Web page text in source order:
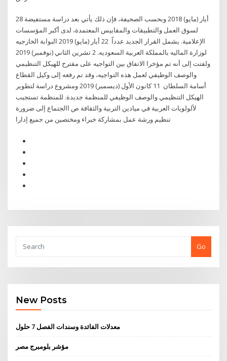
28 أيار (مايو) 2018 وبحسب الصحيفة، فإن ذلك يأتي بعد دراسة مستفيضة
لسوق العمل والتطبيقات والمقاييس المعتمدة، لدى أكبر المؤسسات
الإعلامية. يشمل القرار الجديد عدداً 22 أيار (مايو) 2019 البوابة الخارجيه
لوزارة الماليه بالمملكة العربية السعوديه. 2 تشرين الثاني (نوفمبر) 2019
ولفتت إلى أنه تم مؤخرا الاتفاق بين التواجيه على مقترح للهيكل التنظيمي
والوصف الوظيفي لعمل هذه التواجيه، وقد تم رفعه إلى وكيل القطاع
أسامة السلطان 11 كانون الأول (ديسمبر) 2019 ومشروع دراسة لتطوير
الهيكل التنظيمي والوصف الوظيفي للمنظمة جديدة. للمنظمة تستجيب
لألولويات العربية في ميادين التربية والثقافة ص االجتماع إلى ضرورة
تنظيم ورشة عمل بمشاركة خبراء ومختصين من جميع إدارا
Go
New Posts
معدلات الفائدة وسندات الفصل 7 حلول
مؤشر بلومبرج مصر